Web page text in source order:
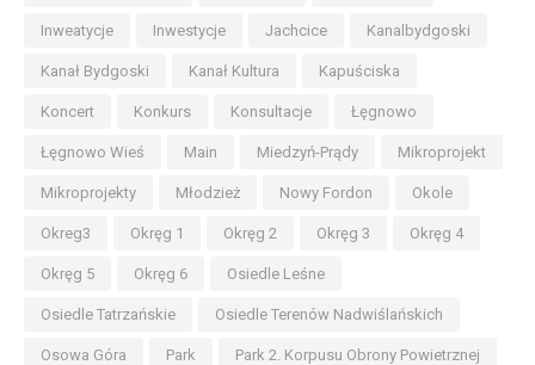
Inweatycje Inwestycje Jachcice Kanalbydgoski
Kanał Bydgoski Kanał Kultura Kapuściska
Koncert Konkurs Konsultacje Łęgnowo
Łęgnowo Wieś Main Miedzyń-Prądy Mikroprojekt
Mikroprojekty Młodzież Nowy Fordon Okole
Okreg3 Okręg 1 Okręg 2 Okręg 3 Okręg 4
Okręg 5 Okręg 6 Osiedle Leśne
Osiedle Tatrzańskie Osiedle Terenów Nadwiślańskich
Osowa Góra Park Park 2. Korpusu Obrony Powietrznej